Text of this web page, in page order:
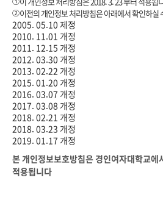
이 개인정보 처리방침은 2018. 3. 23 부터 적용됩
②이전의 개인정보 처리방침은 아래에서 확인하실
2005. 05.10 제정
2010. 11.01 개정
2011. 12.15 개정
2012. 03.30 개정
2013. 02.22 개정
2015. 01.20 개정
2016. 03.07 개정
2017. 03.08 개정
2018. 02.21 개정
2018. 03.23 개정
2019. 01.17 개정
본 개인정보보호방침은 경인여자대학교에
적용됩니다